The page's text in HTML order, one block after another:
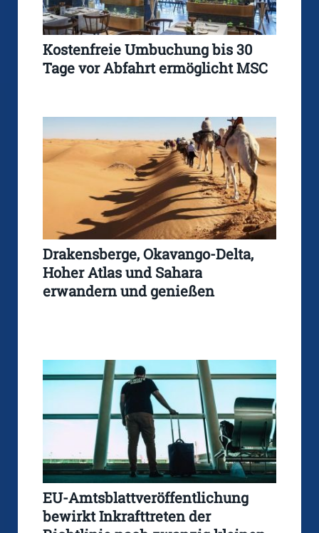
Kostenfreie Umbuchung bis 30
Tage vor Abfahrt ermöglicht MSC
Drakensberge, Okavango-Delta,
Hoher Atlas und Sahara
erwandern und genießen
EU-Amtsblattveröffentlichung
bewirkt Inkrafttreten der